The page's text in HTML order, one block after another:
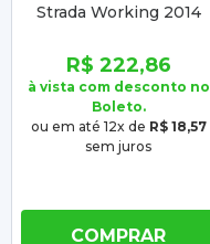
Strada Working 2014
2019 2020 Texturizado
Com Furo Milha
R$ 222,86
à vista com desconto no
Boleto.
ou em até 12x de R$ 18,57
sem juros
COMPRAR